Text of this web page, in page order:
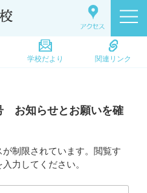
学校だより 関連リンク
お知らせとお願いを確
制限されています。閲覧す
力してください。